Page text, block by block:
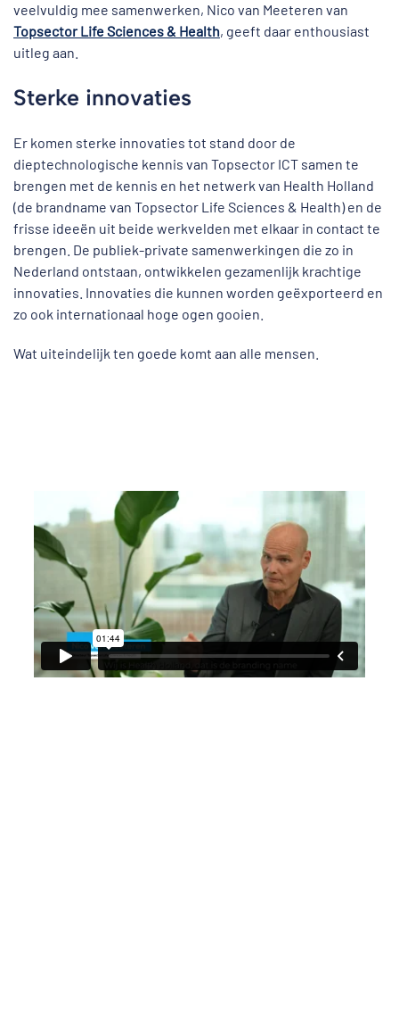
veelvuldig mee samenwerken, Nico van Meeteren van
Topsector Life Sciences & Health, geeft daar enthousiast
uitleg aan.
Sterke innovaties
Er komen sterke innovaties tot stand door de
dieptechnologische kennis van Topsector ICT samen te
brengen met de kennis en het netwerk van Health Holland
(de brandname van Topsector Life Sciences & Health) en de
frisse ideeën uit beide werkvelden met elkaar in contact te
brengen. De publiek-private samenwerkingen die zo in
Nederland ontstaan, ontwikkelen gezamenlijk krachtige
innovaties. Innovaties die kunnen worden geëxporteerd en
zo ook internationaal hoge ogen gooien.
Wat uiteindelijk ten goede komt aan alle mensen.